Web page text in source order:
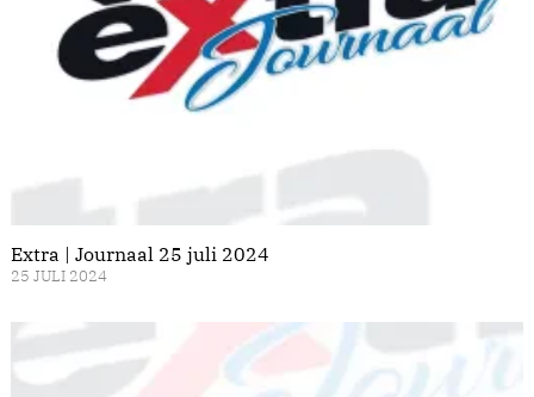
Extra | Journaal 25 juli 2024
25 JULI 2024